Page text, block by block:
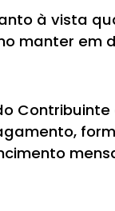
à vista
manter em
Contribuinte